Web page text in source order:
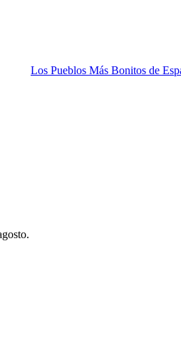
Los Pueblos Más Bonitos de